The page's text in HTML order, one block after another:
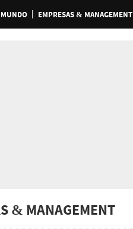
EMPRESAS & MANAGEMENT
& MANAGEMENT